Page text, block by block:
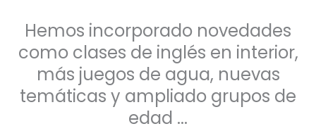
Hemos incorporado novedades
como clases de inglés en interior,
más juegos de agua, nuevas
temáticas y ampliado grupos de
edad ...